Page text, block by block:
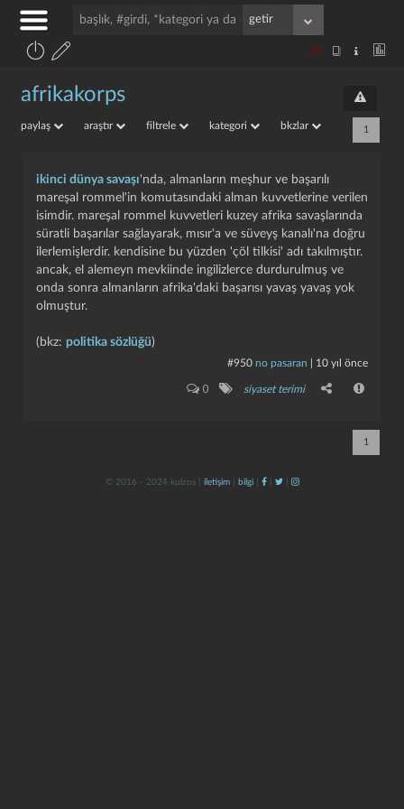
afrikakorps
paylaş araştır filtrele kategori bkzlar 1
ikinci dünya savaşı'nda, almanların meşhur ve başarılı
mareşal rommel'in komutasındaki alman kuvvetlerine verilen
isimdir. mareşal rommel kuvvetleri kuzey afrika savaşlarında
süratli başarılar sağlayarak, mısır'a ve süveyş kanalı'na doğru
ilerlemişlerdir. kendisine bu yüzden 'çöl tilkisi' adı takılmıştır.
ancak, el alemeyn mevkiinde ingilizlerce durdurulmuş ve
onda sonra almanların afrika'daki başarısı yavaş yavaş yok
olmuştur.
(bkz: politika sözlüğü)
#950 no pasaran 10 yıl önce
0 siyaset terimi
1
© 2016 - 2024 kulzos | iletişim| bilgi| | |